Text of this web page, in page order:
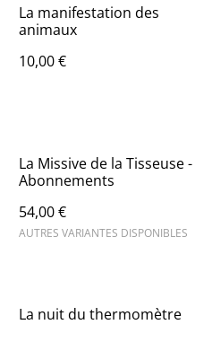
La manifestation des
animaux
10,00 €
La Missive de la Tisseuse -
Abonnements
54,00 €
AUTRES VARIANTES DISPONIBLES
La nuit du thermomètre